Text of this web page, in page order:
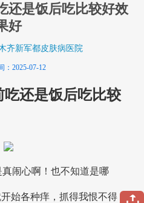
还是饭后吃比较好效
好
齐新军都皮肤病医院
：2025-07-12
还是饭后吃比较
闹心啊！也不知道是哪
始各种痒，抓得我恨不得